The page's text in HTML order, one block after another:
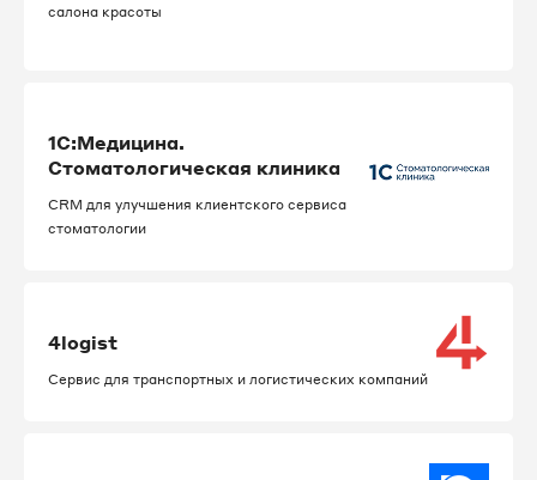
салона красоты
1С:Медицина.
Стоматологическая клиника
CRM для улучшения клиентского сервиса
стоматологии
4logist
Сервис для транспортных и логистических компаний